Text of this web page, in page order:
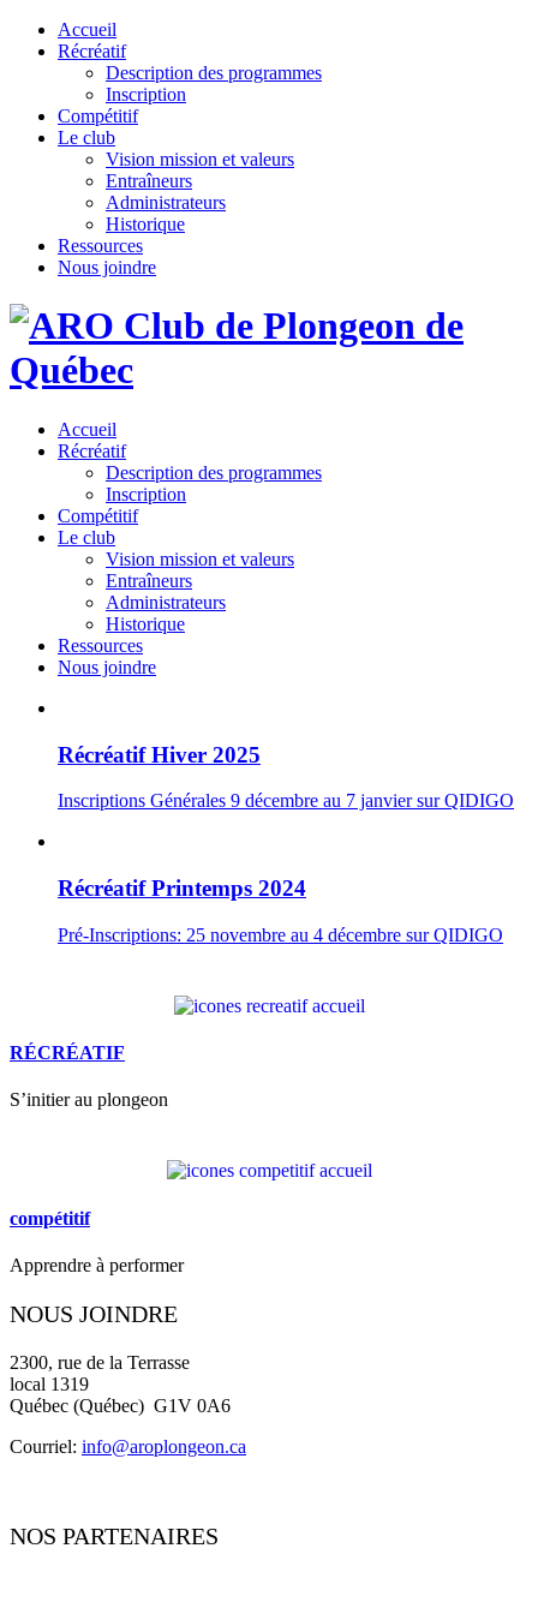
Accueil
Récréatif
Description des programmes
Inscription
Compétitif
Le club
Vision mission et valeurs
Entraîneurs
Administrateurs
Historique
Ressources
Nous joindre
Accueil
Récréatif
Description des programmes
Inscription
Compétitif
Le club
Vision mission et valeurs
Entraîneurs
Administrateurs
Historique
Ressources
Nous joindre
Récréatif Hiver 2025
Inscriptions Générales 9 décembre au 7 janvier sur QIDIGO
Récréatif Printemps 2024
Pré-Inscriptions: 25 novembre au 4 décembre sur QIDIGO
RÉCRÉATIF
S’initier au plongeon
compétitif
Apprendre à performer
NOUS JOINDRE
2300, rue de la Terrasse
local 1319
Québec (Québec) G1V 0A6
Courriel: info@aroplongeon.ca
NOS PARTENAIRES